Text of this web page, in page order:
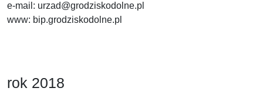
e-mail: urzad@grodziskodolne.pl
www: bip.grodziskodolne.pl
rok 2018